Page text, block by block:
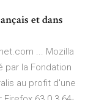
et dans
... Mozilla
par la Fondation
au profit d'une